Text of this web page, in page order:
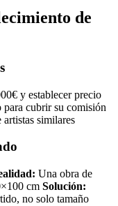
de
y establecer precio
cubrir su comisión
similares
Una obra de
cm Solución:
no solo tamaño